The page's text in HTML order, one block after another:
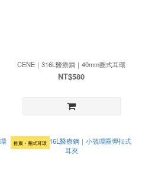
CENE｜316L醫療鋼｜40mm圈式耳環
NT$580
推薦・圈式耳環